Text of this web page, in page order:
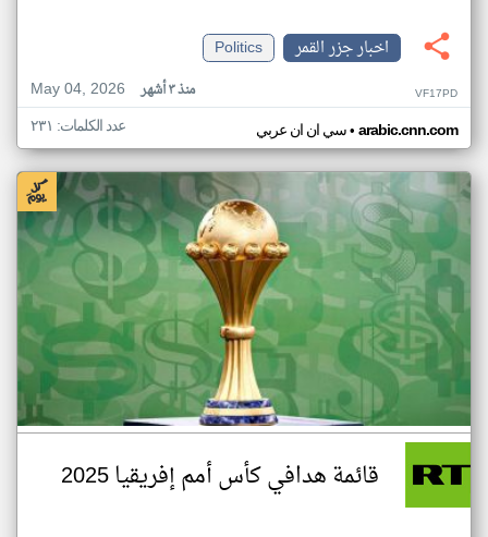
اخبار جزر القمر
Politics
May 04, 2026
منذ ٣ أشهر VF17PD
سي ان ان عربي• arabic.cnn.com عدد الكلمات: ٢٣١
قائمة هدافي كأس أمم إفريقيا 2025